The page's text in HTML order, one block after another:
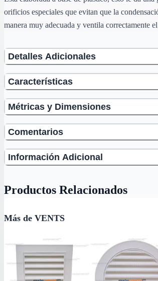
orificios especiales que evitan que la
manera muy adecuada y ventila correctamente
Detalles Adicionales
Características
Métricas y Dimensiones
Comentarios
Información Adicional
Productos Relacionados
Más de VENTS